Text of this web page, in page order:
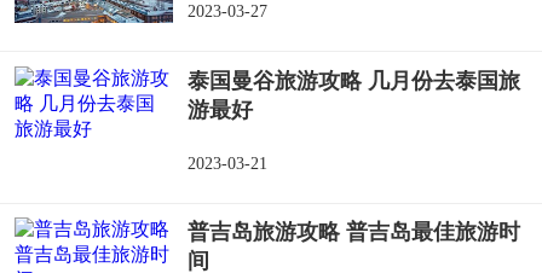
2023-03-27
泰国曼谷旅游攻略 几月份去泰国旅
游最好
2023-03-21
普吉岛旅游攻略 普吉岛最佳旅游时
间